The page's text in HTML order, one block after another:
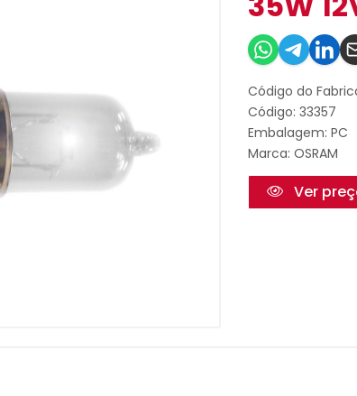
Código do
Código: 33357
Embalagem: PC
Marca: OSRAM
Ver